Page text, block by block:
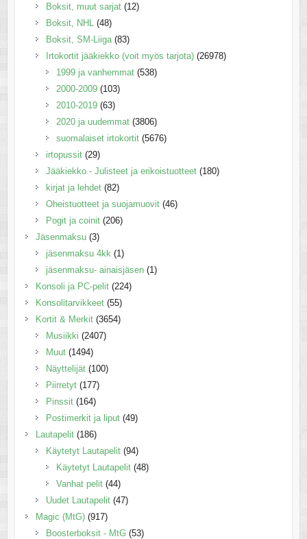
Boksit, muut sarjat (12)
Boksit, NHL
(48)
Boksit, SM-Liiga (83)
Irtokortit jääkiekko (voit myös tarjota) (26978)
1999 ja vanhemmat (538)
2000-2009 (103)
2010-2019 (63)
2020 ja uudemmat (3806)
suomalaiset irtokortit (5676)
irtopussit (29)
Jääkiekko - Julisteet ja erikoistuotteet (180)
kirjat ja lehdet (82)
Oheistuotteet ja suojamuovit (46)
Pogit ja coinit (206)
Jäsenmaksu (3)
jäsenmaksu 4kk (1)
jäsenmaksu- ainaisjäsen (1)
Konsoli ja PC-pelit (224)
Konsolitarvikkeet (55)
Kortit & Merkit (3654)
Musiikki (2407)
Muut (1494)
Näyttelijät (100)
Piirretyt (177)
Pinssit (164)
Postimerkit ja liput (49)
Lautapelit (186)
Käytetyt Lautapelit (94)
Käytetyt Lautapelit (48)
Vanhat pelit (44)
Uudet Lautapelit (47)
Magic (MtG) (917)
Boosterboksit - MtG (53)